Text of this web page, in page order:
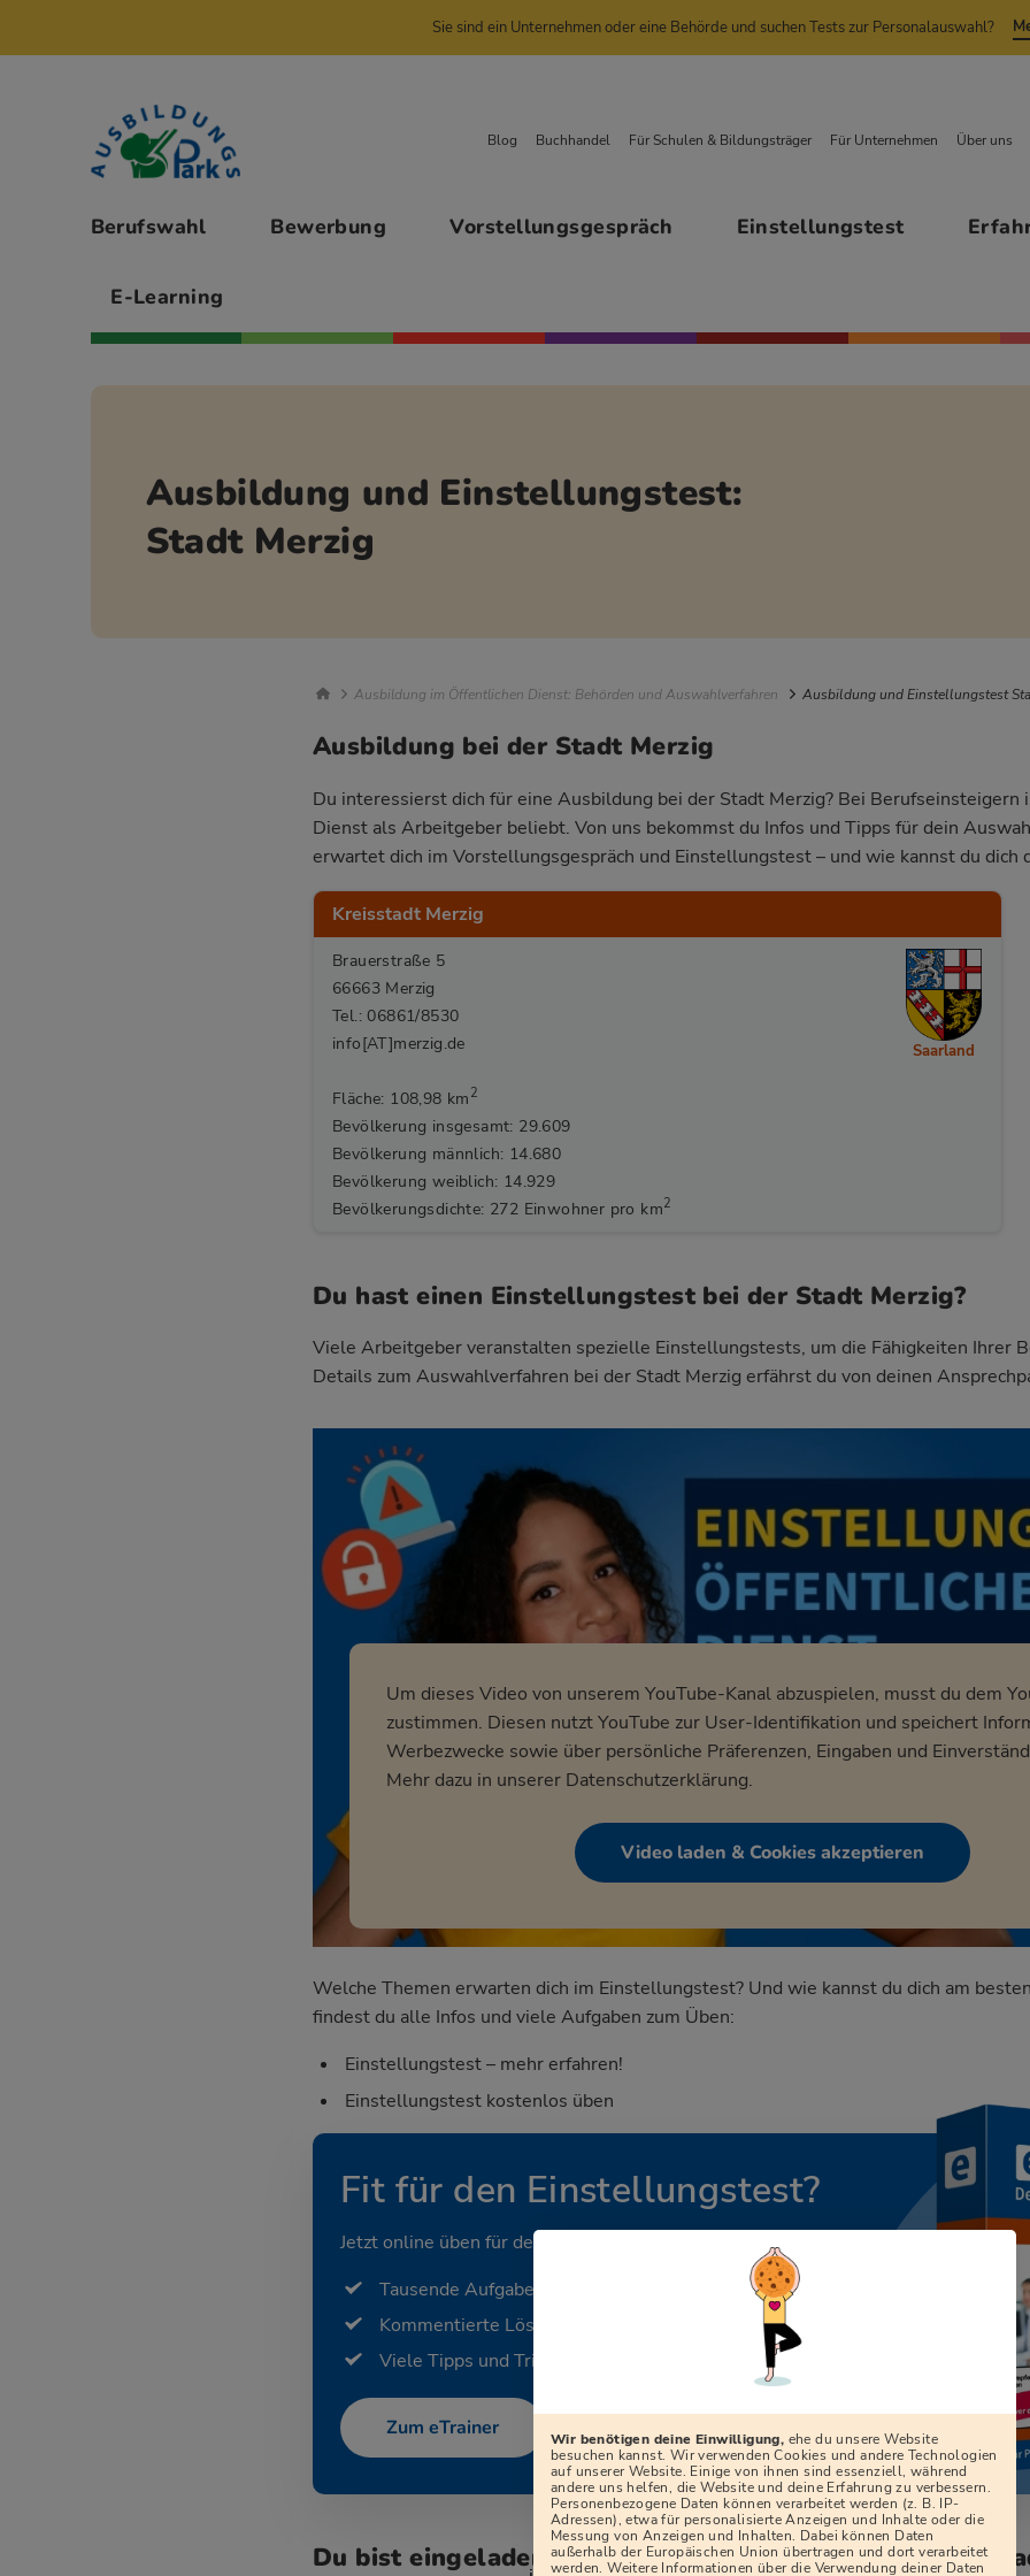
Sie sind ein Unternehmen oder eine Behörde und suchen Tests zur Personalauswahl?
Berufswahl Bewerbung Vorstellungsgespräch Einstellungstest
E-Learning
Blog Buchhandel Für Schulen & Bildungsträger Für Unternehmen Über uns
Ausbildung und Einstellungstest:
Stadt Merzig
Breadcrumb Navigation
Ausbildung im Öffentlichen Dienst: Behörden und Auswahlverfahren Ausbildung und Einstellungstest
Ausbildung bei der Stadt Merzig
Du interessierst dich für eine Ausbildung bei der Stadt Merzig? Bei Berufseinsteigern
Dienst als Arbeitgeber beliebt. Von uns bekommst du Infos und Tipps für dein
erwartet dich im Vorstellungsgespräch und Einstellungstest – und wie kannst du dich
Kreisstadt Merzig
Brauerstraße 5
66663 Merzig
Tel.: 06861/8530
info[AT]merzig.de
Fläche: 108,98 km 2
Bevölkerung insgesamt: 29.609
Bevölkerung männlich: 14.680
Bevölkerung weiblich: 14.929
Bevölkerungsdichte: 272 Einwohner pro km2
Saarland
Du hast einen Einstellungstest bei der Stadt Merzig?
Viele Arbeitgeber veranstalten spezielle Einstellungstests, um die Fähigkeiten Ihrer
Details zum Auswahlverfahren bei der Stadt Merzig erfährst du von deinen
Um dieses Video von unserem YouTube-Kanal abzuspielen, musst du dem
zustimmen. Diesen nutzt YouTube zur User-Identifikation und speichert
Werbezwecke sowie über persönliche Präferenzen, Eingaben und
Mehr dazu in unserer Datenschutzerklärung.
Video laden & Cookies akzeptieren
Welche Themen erwarten dich im Einstellungstest? Und wie kannst du dich am
findest du alle Infos und viele Aufgaben zum Üben:
Einstellungstest – mehr erfahren!
Einstellungstest kostenlos üben
Fit für den Einstellungstest?
Jetzt online üben für deinen Beruf.
Tausende Aufgaben
Kommentierte Lösungen
Viele Tipps und Tricks
Zum eTrainer
Du bist eingeladen zum Vorstellungsgespräch bei der
Wir benötigen deine Einwilligung, ehe du unsere Website
besuchen kannst. Wir verwenden Cookies und andere Technologien
auf unserer Website. Einige von ihnen sind essenziell, während
andere uns helfen, die Website und deine Erfahrung zu verbessern.
Personenbezogene Daten können verarbeitet werden (z. B. IP-
Adressen), etwa für personalisierte Anzeigen und Inhalte oder die
Messung von Anzeigen und Inhalten. Dabei können Daten
außerhalb der Europäischen Union übertragen und dort verarbeitet
werden. Weitere Informationen über die Verwendung deiner Daten